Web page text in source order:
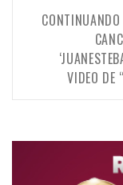
VIDEO DE